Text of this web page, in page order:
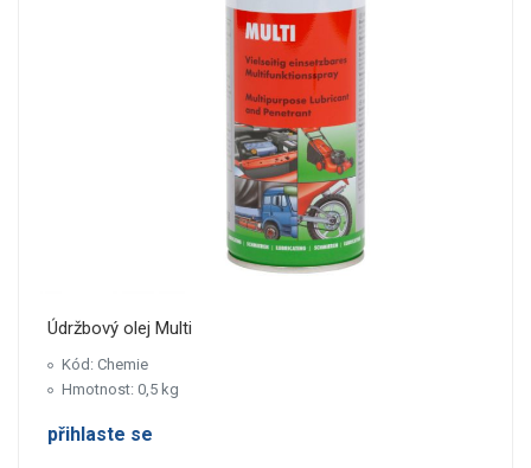
Údržbový olej Multi
Kód: Chemie
Hmotnost: 0,5 kg
přihlaste se